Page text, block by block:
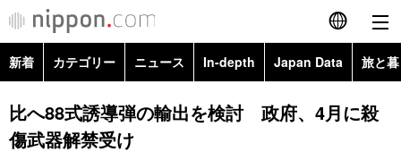
English
简体字
新着 カテゴリー ニュース In-depth Japan Data 旅と
政治・外交
経済・ビジネス
Topics
比へ88式誘導弾の輸出を検討 政府、4月に殺
傷武器解禁受け